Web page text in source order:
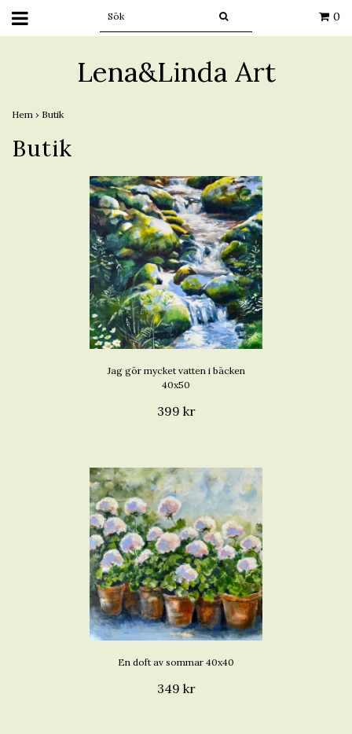
0
Lena&Linda Art
Hem › Butik
Butik
Jag gör mycket vatten i bäcken
40x50
399 kr
En doft av sommar 40x40
349 kr